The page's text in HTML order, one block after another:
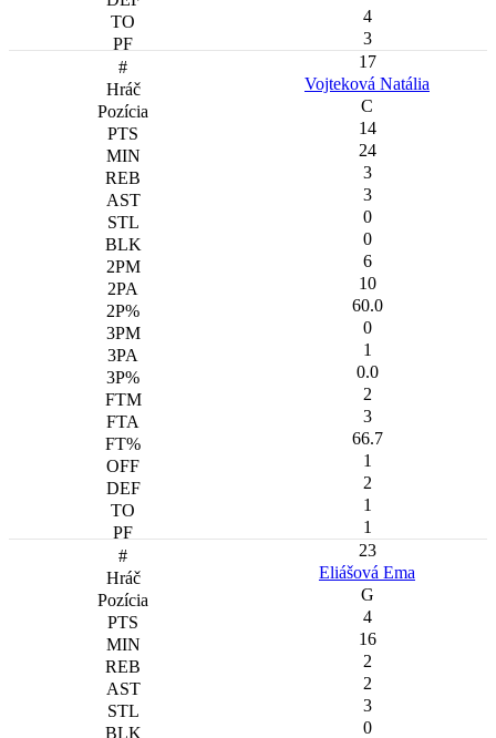
4
3
17
Vojteková Natália
C
14
24
3
3
0
0
6
10
60.0
0
1
0.0
2
3
66.7
1
2
1
1
23
Eliášová Ema
G
4
16
2
2
3
0